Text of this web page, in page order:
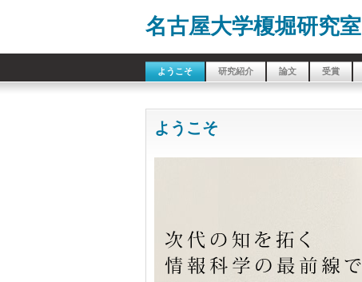
名古屋大学榎堀研究室
ようこそ 研究紹介 論文 受賞
ようこそ